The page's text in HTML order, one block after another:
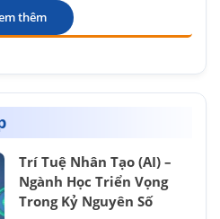
thêm
Trí Tuệ Nhân Tạo (AI) –
Ngành Học Triển Vọng
Trong Kỷ Nguyên Số